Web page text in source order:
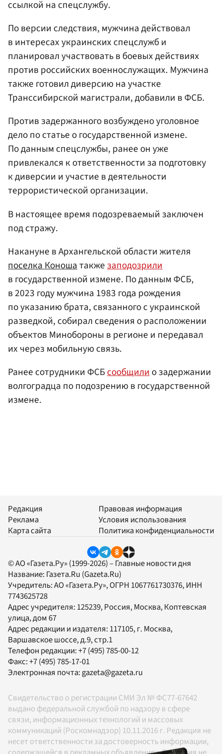
ссылкой на спецслужбу.
По версии следствия, мужчина действовал
в интересах украинских спецслужб и
планировал участвовать в боевых действиях
против российских военнослужащих. Мужчина
также готовил диверсию на участке
Транссибирской магистрали, добавили в ФСБ.
Против задержанного возбуждено уголовное
дело по статье о государственной измене.
По данным спецслужбы, ранее он уже
привлекался к ответственности за подготовку
к диверсии и участие в деятельности
террористической организации.
В настоящее время подозреваемый заключен
под стражу.
Накануне в Архангельской области жителя
поселка Коношатакжезаподозрили
в государственной измене. По данным ФСБ,
в 2023 году мужчина 1983 года рождения
по указанию брата, связанного с украинской
разведкой, собирал сведения о расположении
объектов Минобороны в регионе и передавал
их через мобильную связь.
Ранее сотрудники ФСБсообщилио задержании
волгоградца по подозрению в государственной
измене.
Редакция
Реклама
Карта сайта
Правовая информация
Условия использования
Политика конфиденциальности
© АО «Газета.Ру» (1999-2026) – Главные новости дня
Название: Газета.Ru (Gazeta.Ru)
Учредитель:АО «Газета.Ру», ОГРН 1067761730376, ИНН
7743625728
Адрес учредителя: 125239, Россия, Москва, Коптевская
улица, дом 67
Адрес редакции и издателя: 117105, г. Москва,
Варшавское шоссе, д.9, стр.1
Телефон редакции:+7 (495) 785-00-12
Факс:+7 (495) 785-17-01
Электронная почта:gazeta@gazeta.ru
Свидетельство о регистрации СМИ Эл № ФС77-67642
выдано федеральной службой по надзору в сфере
связи, информационных технологий и массовых
коммуникаций (Роскомнадзор) 10.11.2016 г. Редакция не
несет ответственности за достоверность информации,